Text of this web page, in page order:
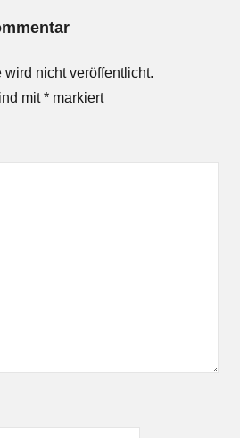
nicht veröffentlicht.
mit* markiert